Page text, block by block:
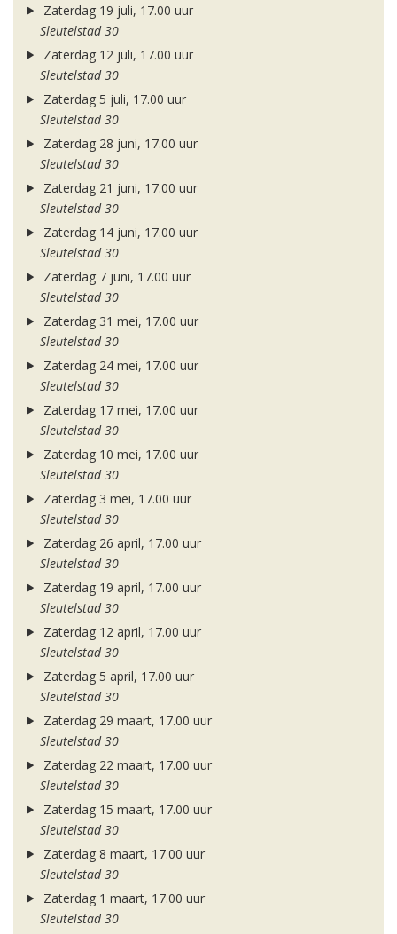
Zaterdag 19 juli, 17.00 uur
Sleutelstad 30
Zaterdag 12 juli, 17.00 uur
Sleutelstad 30
Zaterdag 5 juli, 17.00 uur
Sleutelstad 30
Zaterdag 28 juni, 17.00 uur
Sleutelstad 30
Zaterdag 21 juni, 17.00 uur
Sleutelstad 30
Zaterdag 14 juni, 17.00 uur
Sleutelstad 30
Zaterdag 7 juni, 17.00 uur
Sleutelstad 30
Zaterdag 31 mei, 17.00 uur
Sleutelstad 30
Zaterdag 24 mei, 17.00 uur
Sleutelstad 30
Zaterdag 17 mei, 17.00 uur
Sleutelstad 30
Zaterdag 10 mei, 17.00 uur
Sleutelstad 30
Zaterdag 3 mei, 17.00 uur
Sleutelstad 30
Zaterdag 26 april, 17.00 uur
Sleutelstad 30
Zaterdag 19 april, 17.00 uur
Sleutelstad 30
Zaterdag 12 april, 17.00 uur
Sleutelstad 30
Zaterdag 5 april, 17.00 uur
Sleutelstad 30
Zaterdag 29 maart, 17.00 uur
Sleutelstad 30
Zaterdag 22 maart, 17.00 uur
Sleutelstad 30
Zaterdag 15 maart, 17.00 uur
Sleutelstad 30
Zaterdag 8 maart, 17.00 uur
Sleutelstad 30
Zaterdag 1 maart, 17.00 uur
Sleutelstad 30